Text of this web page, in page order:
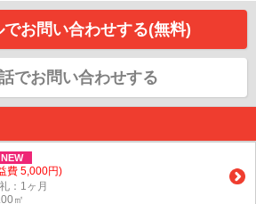
でお問い合わせする(無料)
でお問い合わせする
NEW
費 5,000円)
：1ヶ月
㎡